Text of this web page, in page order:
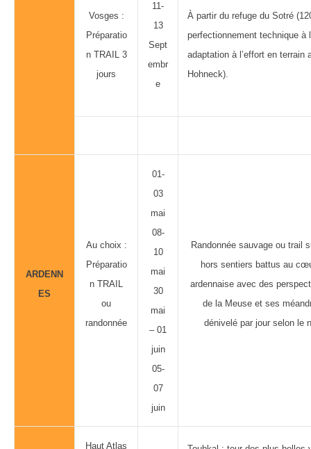
Vosges :
Préparatio
n TRAIL 3
jours
11-
13
Sept
embr
e
À partir du refuge du Sotré
perfectionnement technique à
adaptation à l’effort en terrain
Hohneck).
ARDENN
ES
Au choix :
Préparatio
n TRAIL
ou
randonnée
01-
03
mai
08-
10
mai
30
mai
– 01
juin
05-
07
juin
Randonnée sauvage ou trail
hors sentiers battus au
ardennaise avec des
de la Meuse et ses
dénivelé par jour selon le
Haut Atlas